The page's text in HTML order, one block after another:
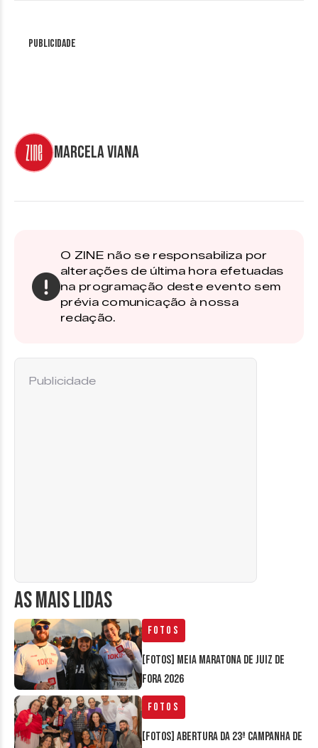
Publicidade
Marcela Viana
O ZINE não se responsabiliza por
alterações de última hora efetuadas
na programação deste evento sem
prévia comunicação à nossa
redação.
AS MAIS LIDAS
Fotos
[FOTOS] Meia Maratona de Juiz de
Fora 2026
Fotos
[FOTOS] Abertura da 23ª Campanha de
Publicidade